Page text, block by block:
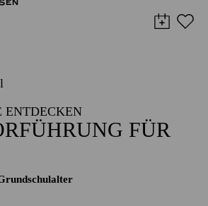
FÜR